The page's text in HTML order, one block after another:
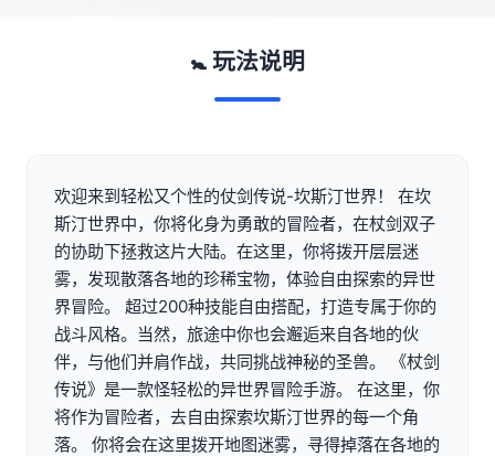
🚼 玩法说明
欢迎来到轻松又个性的仗剑传说-坎斯汀世界！ 在坎
斯汀世界中，你将化身为勇敢的冒险者，在杖剑双子
的协助下拯救这片大陆。在这里，你将拨开层层迷
雾，发现散落各地的珍稀宝物，体验自由探索的异世
界冒险。 超过200种技能自由搭配，打造专属于你的
战斗风格。当然，旅途中你也会邂逅来自各地的伙
伴，与他们并肩作战，共同挑战神秘的圣兽。 《杖剑
传说》是一款怪轻松的异世界冒险手游。 在这里，你
将作为冒险者，去自由探索坎斯汀世界的每一个角
落。 你将会在这里拨开地图迷雾，寻得掉落在各地的